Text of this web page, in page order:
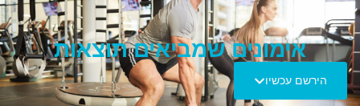
אימונים שמביאים תוצאות
הירשם עכשיו